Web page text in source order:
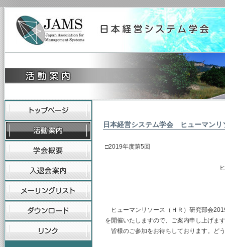
日本経営システム学会 ヒューマンリ
□2019年度第5回
ヒューマンリソース
ヒューマンリソース（ＨＲ）研究部会
を開催いたしますので、ご案内申し上げま
皆様のご参加をお待ちしております。ど